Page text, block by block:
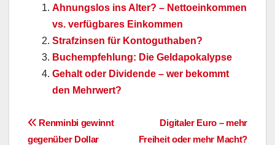
Ahnungslos ins Alter? – Nettoeinkommen
vs. verfügbares Einkommen
Strafzinsen für Kontoguthaben?
Buchempfehlung: Die Geldapokalypse
Gehalt oder Dividende – wer bekommt
den Mehrwert?
BeitragsnavigationDigitaler Euro – mehr
Freiheit oder mehr Macht?
Renminbi gewinnt
gegenüber Dollar